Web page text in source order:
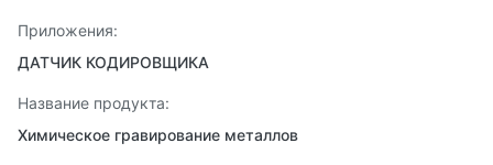
Приложения:
ДАТЧИК КОДИРОВЩИКА
Название продукта:
Химическое гравирование металлов